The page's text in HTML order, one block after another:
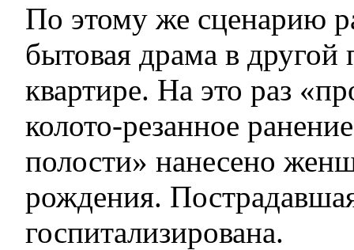
По этому же сценарию
бытовая драма в другой
квартире. На это раз
колото-резанное
полости» нанесено
рождения.
госпитализирована.